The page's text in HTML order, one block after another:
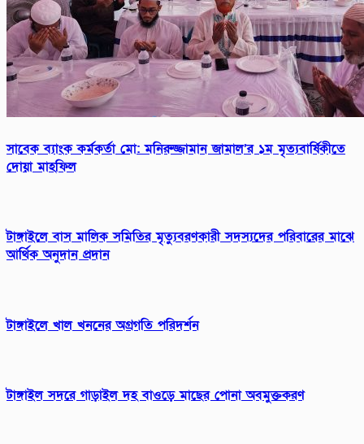
সাবেক ব্যাংক কর্মকর্তা মো: মনিরুজ্জামান জামাল’র ১ম মৃত্যবার্ষিকীতে
দোয়া মাহফিল
টাঙ্গাইলে বাস মালিক সমিতির মৃত্যুবরণকারী সদস্যদের পরিবারের মাঝে
আর্থিক অনুদান প্রদান
টাঙ্গাইলে খাল খননের অগ্রগতি পরিদর্শন
টাঙ্গাইল সদরে গাড়াইল দহ বাওড়ে মাছের পোনা অবমুক্তকরণ